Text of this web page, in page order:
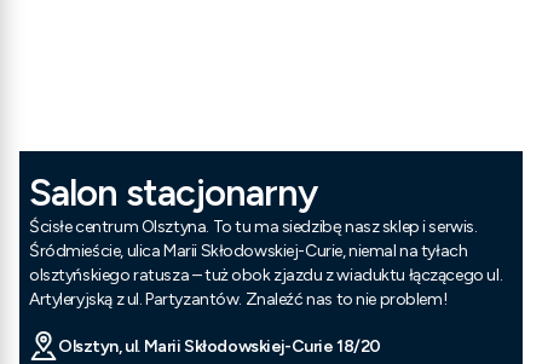
Salon stacjonarny
Ścisłe centrum Olsztyna. To tu ma siedzibę nasz sklep i serwis.
Śródmieście, ulica Marii Skłodowskiej-Curie, niemal na tyłach
olsztyńskiego ratusza – tuż obok zjazdu z wiaduktu łączącego ul.
Artyleryjską z ul. Partyzantów. Znaleźć nas to nie problem!
Olsztyn, ul. Marii Skłodowskiej-Curie 18/20